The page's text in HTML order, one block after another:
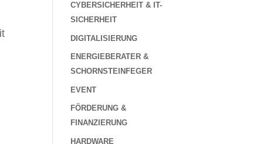
CYBERSICHERHEIT & IT-
SICHERHEIT
DIGITALISIERUNG
ENERGIEBERATER &
SCHORNSTEINFEGER
EVENT
FÖRDERUNG &
FINANZIERUNG
HARDWARE